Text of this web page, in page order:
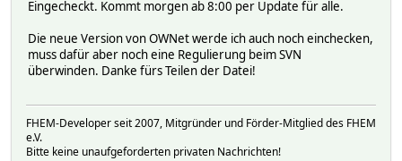
Eingecheckt. Kommt morgen ab 8:00 per Update für alle.
Die neue Version von OWNet werde ich auch noch einchecken,
muss dafür aber noch eine Regulierung beim SVN
überwinden. Danke fürs Teilen der Datei!
FHEM-Developer seit 2007, Mitgründer und Förder-Mitglied des FHEM
e.V.
Bitte keine unaufgeforderten privaten Nachrichten!